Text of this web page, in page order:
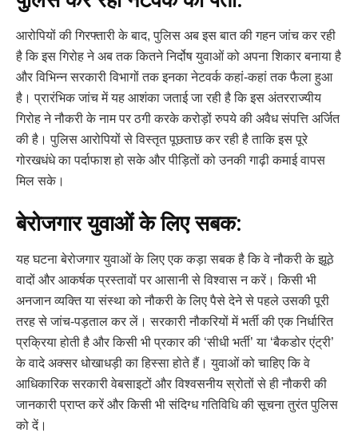
आरोपियों की गिरफ्तारी के बाद, पुलिस अब इस बात की गहन जांच कर रही
है कि इस गिरोह ने अब तक कितने निर्दोष युवाओं को अपना शिकार बनाया है
और विभिन्न सरकारी विभागों तक इनका नेटवर्क कहां-कहां तक फैला हुआ
है। प्रारंभिक जांच में यह आशंका जताई जा रही है कि इस अंतरराज्यीय
गिरोह ने नौकरी के नाम पर ठगी करके करोड़ों रुपये की अवैध संपत्ति अर्जित
की है। पुलिस आरोपियों से विस्तृत पूछताछ कर रही है ताकि इस पूरे
गोरखधंधे का पर्दाफाश हो सके और पीड़ितों को उनकी गाढ़ी कमाई वापस
मिल सके।
बेरोजगार युवाओं के लिए सबक:
यह घटना बेरोजगार युवाओं के लिए एक कड़ा सबक है कि वे नौकरी के झूठे
वादों और आकर्षक प्रस्तावों पर आसानी से विश्वास न करें। किसी भी
अनजान व्यक्ति या संस्था को नौकरी के लिए पैसे देने से पहले उसकी पूरी
तरह से जांच-पड़ताल कर लें। सरकारी नौकरियों में भर्ती की एक निर्धारित
प्रक्रिया होती है और किसी भी प्रकार की ‘सीधी भर्ती’ या ‘बैकडोर एंट्री’
के वादे अक्सर धोखाधड़ी का हिस्सा होते हैं। युवाओं को चाहिए कि वे
आधिकारिक सरकारी वेबसाइटों और विश्वसनीय स्रोतों से ही नौकरी की
जानकारी प्राप्त करें और किसी भी संदिग्ध गतिविधि की सूचना तुरंत पुलिस
को दें।